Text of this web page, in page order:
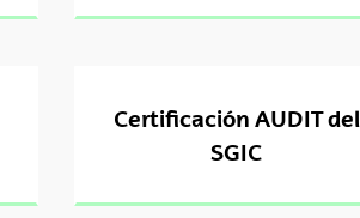
Certificación AUDIT del
SGIC